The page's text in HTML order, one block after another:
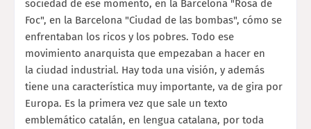
sociedad de ese momento, en la Barcelona "Rosa de
Foc", en la Barcelona "Ciudad de las bombas", cómo se
enfrentaban los ricos y los pobres. Todo ese
movimiento anarquista que empezaban a hacer en
la ciudad industrial. Hay toda una visión, y además
tiene una característica muy importante, va de gira por
Europa. Es la primera vez que sale un texto
emblemático catalán, en lengua catalana, por toda